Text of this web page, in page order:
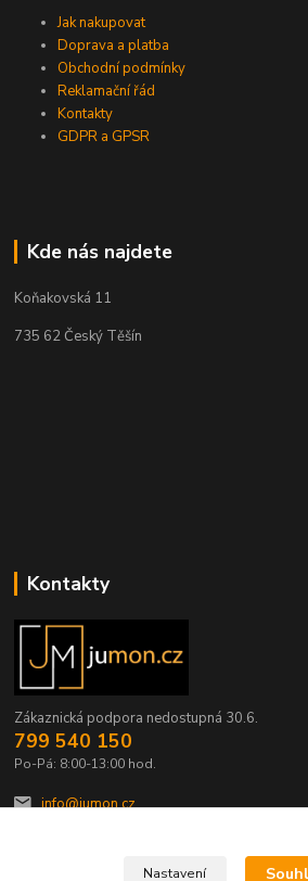
Jak nakupovat
Doprava a platba
Obchodní podmínky
Reklamační řád
Kontakty
GDPR a GPSR
Kde nás najdete
Koňakovská 11
735 62 Český Těšín
Kontakty
Zákaznická podpora nedostupná 30.6.
799 540 150
Po-Pá: 8:00-13:00 hod.
info@jumon.cz
Nastavení